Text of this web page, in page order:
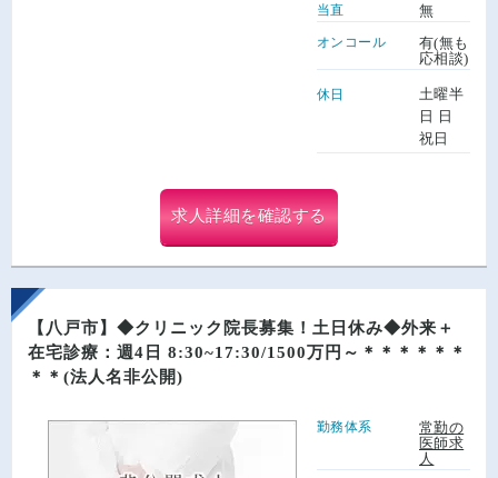
当直 無
オンコール
有(無も
応相談)
休日
土曜半
日 日
祝日
求人詳細を確認する
【八戸市】◆クリニック院長募集！土日休み◆外来＋
在宅診療：週4日 8:30~17:30/1500万円～＊＊＊＊＊＊
＊＊(法人名非公開)
勤務体系
常勤の
医師求
人